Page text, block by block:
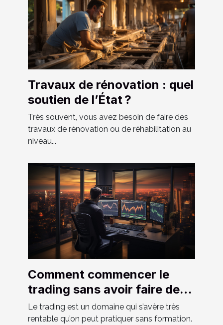
Travaux de rénovation : quel
soutien de l’État ?
Très souvent, vous avez besoin de faire des
travaux de rénovation ou de réhabilitation au
niveau...
Comment commencer le
trading sans avoir faire de
formation ?
Le trading est un domaine qui s’avère très
rentable qu’on peut pratiquer sans formation.